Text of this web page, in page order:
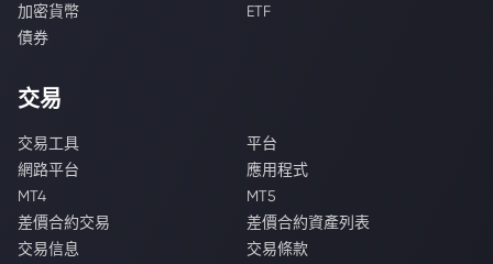
加密貨幣
ETF
債券
交易
交易工具
平台
網路平台
應用程式
MT4
MT5
差價合約交易
差價合約資產列表
交易信息
交易條款